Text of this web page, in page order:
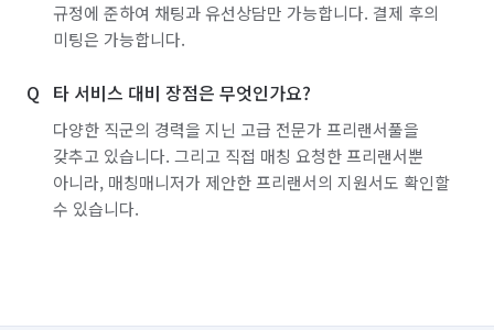
규정에 준하여 채팅과 유선상담만 가능합니다. 결제 후의
미팅은 가능합니다.
타 서비스 대비 장점은 무엇인가요?
다양한 직군의 경력을 지닌 고급 전문가 프리랜서풀을
갖추고 있습니다. 그리고 직접 매칭 요청한 프리랜서뿐
아니라, 매칭매니저가 제안한 프리랜서의 지원서도 확인할
수 있습니다.